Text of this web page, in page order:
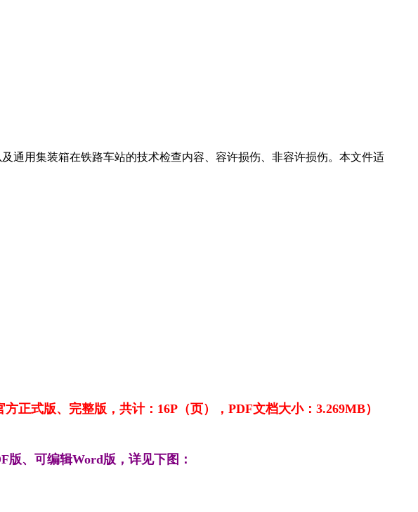
通用集装箱在铁路车站的技术检查内容、容许损伤、非容许损伤。本文件适
方正式版、完整版，共计：16P（页），PDF文档大小：3.269MB）
版、可编辑Word版，详见下图：